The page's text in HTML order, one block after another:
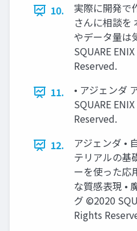
10.
実際に開発で
さんに相談を
やデータ量は
SQUARE
Reserved.
11.
• アジェンダ
SQUARE
Reserved.
12.
アジェンダ •
テリアルの基
ーを使った応
な質感表現 •
グ ©2020
Rights